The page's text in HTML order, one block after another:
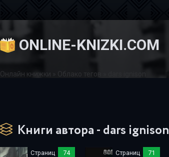
ONLINE-KNIZKI.COM
Онлайн книжки Облако тегов
Книги автора - dars ignison
Страниц 74 Страниц 71